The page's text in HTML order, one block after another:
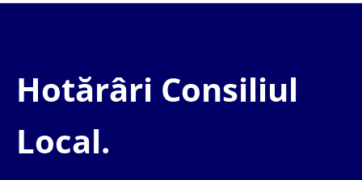
Hotărâri Consiliul
Local.